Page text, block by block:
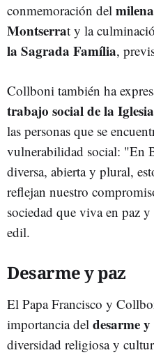
conmemoración del
Montserrat y la
la Sagrada Família,
Collboni también ha
trabajo social de la Iglesia
las personas que se
vulnerabilidad social: "En
diversa, abierta y plural,
reflejan nuestro
sociedad que viva en paz
edil.
Desarme y paz
El Papa Francisco y
importancia del desarme
diversidad religiosa y